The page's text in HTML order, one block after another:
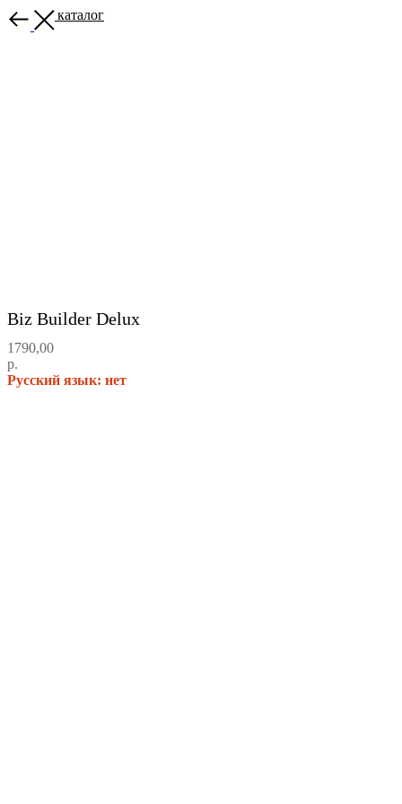
Назад в каталог
Biz Builder Delux
1790,00
р.
Русский язык: нет